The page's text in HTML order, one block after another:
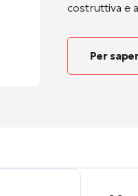
costruttiva e
Per